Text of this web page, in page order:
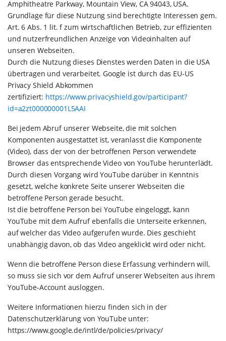
Amphitheatre Parkway, Mountain View, CA 94043, USA.
Grundlage für diese Nutzung sind berechtigte Interessen gem.
Art. 6 Abs. 1 lit. f zum wirtschaftlichen Betrieb, zur effizienten
und nutzerfreundlichen Anzeige von Videoinhalten auf
unseren Webseiten.
Durch die Nutzung dieses Dienstes werden Daten in die USA
übertragen und verarbeitet. Google ist durch das EU-US
Privacy Shield Abkommen
zertifiziert: https://www.privacyshield.gov/participant?
id=a2zt000000001L5AAI
Bei jedem Abruf unserer Webseite, die mit solchen
Komponenten ausgestattet ist, veranlasst die Komponente
(Video), dass der von der betroffenen Person verwendete
Browser das entsprechende Video von YouTube herunterlädt.
Durch diesen Vorgang wird YouTube darüber in Kenntnis
gesetzt, welche konkrete Seite unserer Webseiten die
betroffene Person gerade besucht.
Ist die betroffene Person bei YouTube eingeloggt, kann
YouTube mit dem Aufruf ebenfalls die Unterseite erkennen,
auf welcher das Video aufgerufen wurde. Dies geschieht
unabhängig davon, ob das Video angeklickt wird oder nicht.
Wenn die betroffene Person diese Erfassung verhindern will,
so muss sie sich vor dem Aufruf unserer Webseiten aus ihrem
YouTube-Account ausloggen.
Weitere Informationen hierzu finden sich in der
Datenschutzerklärung von YouTube unter:
https://www.google.de/intl/de/policies/privacy/